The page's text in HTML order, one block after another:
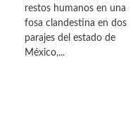
restos humanos en una
fosa clandestina en dos
parajes del estado de
México,...